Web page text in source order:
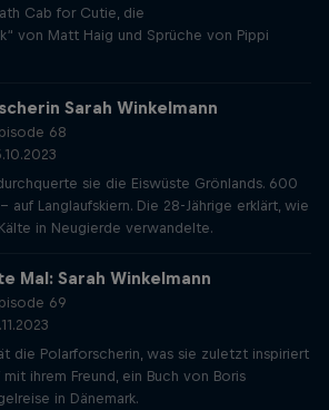
Cab for Cutie, die
von Matt Haig und Sprüche von Pippi
Sarah Winkelmann
68
sie die Eiswüste Grönlands. 600
auf Langlaufskiern. Die 28-Jährige erklärt, wie
in Neugierde verwandelte.
Mal: Sarah Winkelmann
69
die Polarforscherin, was sie zuletzt inspiriert
ihrem Freund, ein Buch von Boris
in Dänemark.